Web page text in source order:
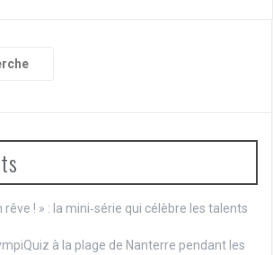
! » : la mini‑série qui célèbre les talents
à la plage de Nanterre pendant les